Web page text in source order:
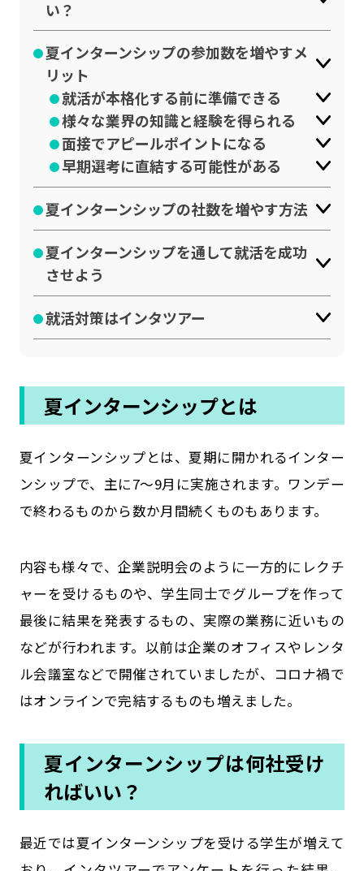
い？
夏インターンシップの参加数を増やすメ
リット
就活が本格化する前に準備できる
様々な業界の知識と経験を得られる
面接でアピールポイントになる
早期選考に直結する可能性がある
夏インターンシップの社数を増やす方法
夏インターンシップを通して就活を成功
させよう
就活対策はインタツアー
夏インターンシップとは
夏インターンシップとは、夏期に開かれるインター
ンシップで、主に7～9月に実施されます。ワンデー
で終わるものから数か月間続くものもあります。
内容も様々で、企業説明会のように一方的にレクチ
ャーを受けるものや、学生同士でグループを作って
最後に結果を発表するもの、実際の業務に近いもの
などが行われます。以前は企業のオフィスやレンタ
ル会議室などで開催されていましたが、コロナ禍で
はオンラインで完結するものも増えました。
夏インターンシップは何社受け
ればいい？
最近では夏インターンシップを受ける学生が増えて